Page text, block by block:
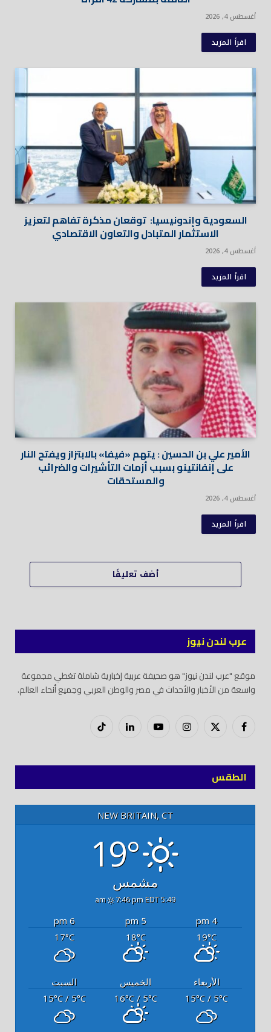
أغسطس 4, 2026
اقرأ المزيد
السعودية وإندونيسيا: توقعان مذكرة تفاهم لتعزيز
الاستثمار المتبادل والتعاون الاقتصادي
أغسطس 4, 2026
اقرأ المزيد
الأمير علي بن الحسين : يتهم «فيفا» بالابتزاز ويفتح النار
على إنفانتينو بسبب أزمات التأشيرات والضرائب
والمستحقات
أغسطس 4, 2026
اقرأ المزيد
أضف تعليقًا
عرب لندن نيوز
موقع "عرب لندن نيوز" هو صحيفة عربية إخبارية شاملة تغطي مجموعة
واسعة من الأخبار والأحداث في مصر والوطن العربي وجميع أنحاء العالم.
فيسبوكX
إنستغراميوتيوب لينكدود
تيك
الطقس
NEW BRITAIN, CT
19°
مشمس
5:49 am
7:46 pm EDT
4 pm
5 pm
6 pm
19°C
18°C
17°C
الأربعاء الخميس
السبت
15°C / 5°C
16°C/ 5°C
15°C/ 5°C